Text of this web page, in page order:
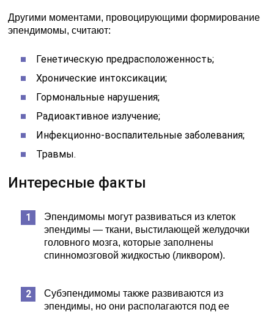
Другими моментами, провоцирующими формирование
эпендимомы, считают:
Генетическую предрасположенность;
Хронические интоксикации;
Гормональные нарушения;
Радиоактивное излучение;
Инфекционно-воспалительные заболевания;
Травмы.
Интересные факты
Эпендимомы могут развиваться из клеток
эпендимы — ткани, выстилающей желудочки
головного мозга, которые заполнены
спинномозговой жидкостью (ликвором).
Субэпендимомы также развиваются из
эпендимы, но они располагаются под ее